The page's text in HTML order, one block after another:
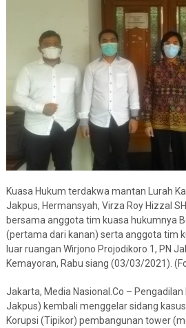
Kuasa Hukum terdakwa mantan Lurah
Jakpus, Hermansyah, Virza Roy Hizzal
bersama anggota tim kuasa hukumnya
(pertama dari kanan) serta anggota tim
luar ruangan Wirjono Projodikoro 1, PN
Kemayoran, Rabu siang (03/03/2021).
Jakarta, Media Nasional.Co –
Jakpus) kembali menggelar sidang
Korupsi (Tipikor) pembangunan tower